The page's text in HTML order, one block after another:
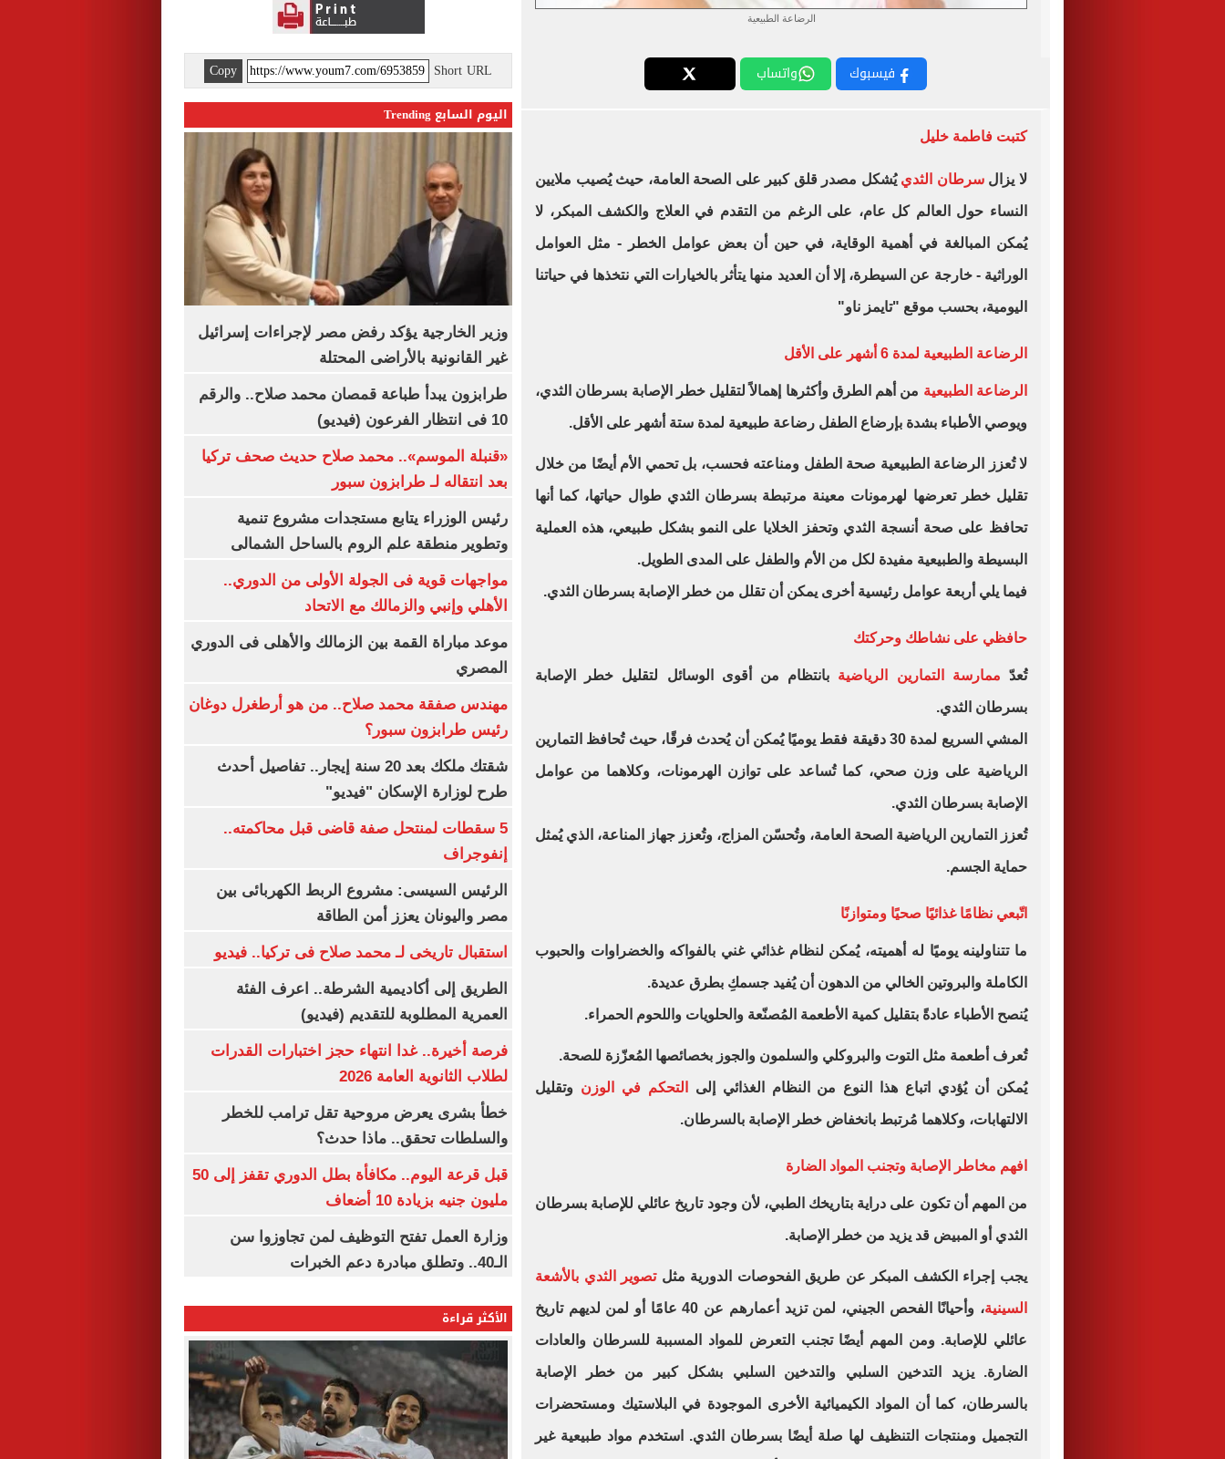
الرضاعة الطبيعية
فيسبوك واتساب
كتبت فاطمة خليل
لا يزالسرطان الثدي يُشكل مصدر قلق كبير على الصحة العامة، حيث يُصيب ملايين
النساء حول العالم كل عام، على الرغم من التقدم في العلاج والكشف المبكر، لا
يُمكن المبالغة في أهمية الوقاية، في حين أن بعض عوامل الخطر - مثل العوامل
الوراثية - خارجة عن السيطرة، إلا أن العديد منها يتأثر بالخيارات التي نتخذها في حياتنا
اليومية، بحسب موقع "تايمز ناو"
الرضاعة الطبيعية لمدة 6 أشهر على الأقل
الرضاعة الطبيعية من أهم الطرق وأكثرها إهمالاً لتقليل خطر الإصابة بسرطان الثدي،
ويوصي الأطباء بشدة بإرضاع الطفل رضاعة طبيعية لمدة ستة أشهر على الأقل.
لا تُعزز الرضاعة الطبيعية صحة الطفل ومناعته فحسب، بل تحمي الأم أيضًا من خلال
تقليل خطر تعرضها لهرمونات معينة مرتبطة بسرطان الثدي طوال حياتها، كما أنها
تحافظ على صحة أنسجة الثدي وتحفز الخلايا على النمو بشكل طبيعي، هذه العملية
البسيطة والطبيعية مفيدة لكل من الأم والطفل على المدى الطويل.
فيما يلي أربعة عوامل رئيسية أخرى يمكن أن تقلل من خطر الإصابة بسرطان الثدي.
حافظي على نشاطك وحركتك
تُعدّ ممارسة التمارين الرياضية بانتظام من أقوى الوسائل لتقليل خطر الإصابة
بسرطان الثدي.
المشي السريع لمدة 30 دقيقة فقط يوميًا يُمكن أن يُحدث فرقًا، حيث تُحافظ التمارين
الرياضية على وزن صحي، كما تُساعد على توازن الهرمونات، وكلاهما من عوامل
الإصابة بسرطان الثدي.
تُعزز التمارين الرياضية الصحة العامة، وتُحسّن المزاج، وتُعزز جهاز المناعة، الذي يُمثل
حماية الجسم.
اتّبعي نظامًا غذائيًا صحيًا ومتوازنًا
ما تتناولينه يوميًا له أهميته، يُمكن لنظام غذائي غني بالفواكه والخضراوات والحبوب
الكاملة والبروتين الخالي من الدهون أن يُفيد جسمكِ بطرق عديدة.
يُنصح الأطباء عادةً بتقليل كمية الأطعمة المُصنّعة والحلويات واللحوم الحمراء.
تُعرف أطعمة مثل التوت والبروكلي والسلمون والجوز بخصائصها المُعزّزة للصحة.
يُمكن أن يُؤدي اتباع هذا النوع من النظام الغذائي إلى التحكم في الوزن وتقليل
الالتهابات، وكلاهما مُرتبط بانخفاض خطر الإصابة بالسرطان.
افهم مخاطر الإصابة وتجنب المواد الضارة
من المهم أن تكون على دراية بتاريخك الطبي، لأن وجود تاريخ عائلي للإصابة بسرطان
الثدي أو المبيض قد يزيد من خطر الإصابة.
يجب إجراء الكشف المبكر عن طريق الفحوصات الدورية مثلتصوير الثدي بالأشعة
السينية ، وأحيانًا الفحص الجيني، لمن تزيد أعمارهم عن 40 عامًا أو لمن لديهم تاريخ
عائلي للإصابة. ومن المهم أيضًا تجنب التعرض للمواد المسببة للسرطان والعادات
الضارة. يزيد التدخين السلبي والتدخين السلبي بشكل كبير من خطر الإصابة
بالسرطان، كما أن المواد الكيميائية الأخرى الموجودة في البلاستيك ومستحضرات
التجميل ومنتجات التنظيف لها صلة أيضًا بسرطان الثدي. استخدم مواد طبيعية غير
Short URL
Copy
اليوم السابع Trending
وزير الخارجية يؤكد رفض مصر لإجراءات إسرائيل
غير القانونية بالأراضى المحتلة
طرابزون يبدأ طباعة قمصان محمد صلاح.. والرقم
10 فى انتظار الفرعون (فيديو)
«قنبلة الموسم».. محمد صلاح حديث صحف تركيا
بعد انتقاله لـ طرابزون سبور
رئيس الوزراء يتابع مستجدات مشروع تنمية
وتطوير منطقة علم الروم بالساحل الشمالى
مواجهات قوية فى الجولة الأولى من الدوري..
الأهلي وإنبي والزمالك مع الاتحاد
موعد مباراة القمة بين الزمالك والأهلى فى الدوري
المصري
مهندس صفقة محمد صلاح.. من هو أرطغرل دوغان
رئيس طرابزون سبور؟
شقتك ملكك بعد 20 سنة إيجار.. تفاصيل أحدث
طرح لوزارة الإسكان "فيديو"
5 سقطات لمنتحل صفة قاضى قبل محاكمته..
إنفوجراف
الرئيس السيسى: مشروع الربط الكهربائى بين
مصر واليونان يعزز أمن الطاقة
استقبال تاريخى لـ محمد صلاح فى تركيا.. فيديو
الطريق إلى أكاديمية الشرطة.. اعرف الفئة
العمرية المطلوبة للتقديم (فيديو)
فرصة أخيرة.. غدا انتهاء حجز اختبارات القدرات
لطلاب الثانوية العامة 2026
خطأ بشرى يعرض مروحية تقل ترامب للخطر
والسلطات تحقق.. ماذا حدث؟
قبل قرعة اليوم.. مكافأة بطل الدوري تقفز إلى 50
مليون جنيه بزيادة 10 أضعاف
وزارة العمل تفتح التوظيف لمن تجاوزوا سن
الـ40.. وتطلق مبادرة دعم الخبرات
الأكثر قراءة